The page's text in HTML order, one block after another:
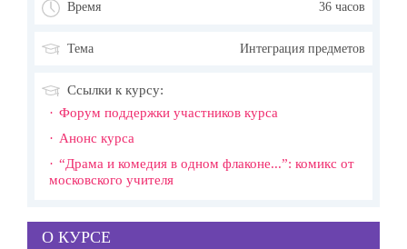
Время 36 часов
Тема Интеграция предметов
Ссылки к курсу:
Форум поддержки участников курса
Анонс курса
“Драма и комедия в одном флаконе...”: комикс от
московского учителя
О КУРСЕ